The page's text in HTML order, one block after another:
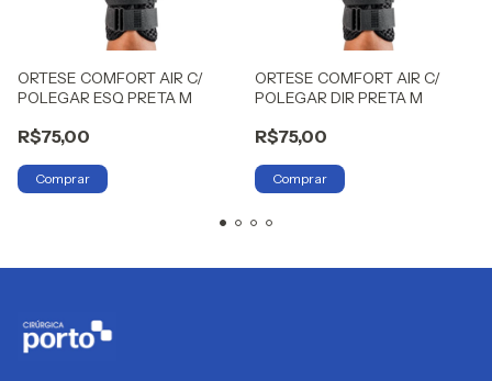
ORTESE COMFORT AIR C/
POLEGAR ESQ PRETA M
R$75,00
ORTESE COMFORT AIR C/
POLEGAR DIR PRETA M
R$75,00